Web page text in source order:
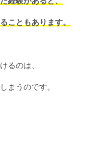
こともあります。
るのは、
まうのです。